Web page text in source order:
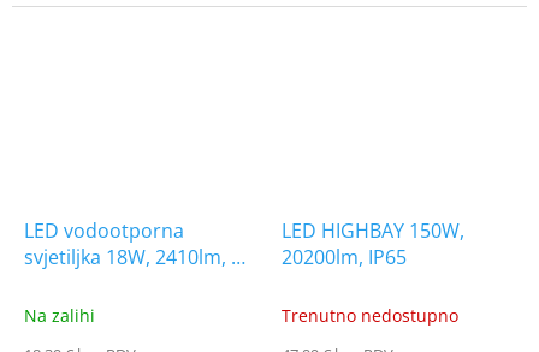
LED vodootporna
svjetiljka 18W, 2410lm, G-
1+1 gratis!
Na zalihi
LED HIGHBAY 150W,
20200lm, IP65
Trenutno nedostupno